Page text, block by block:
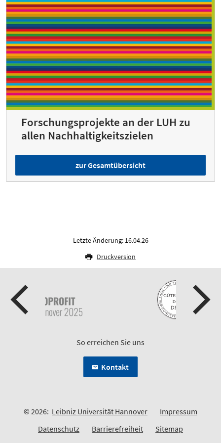
Forschungsprojekte an der LUH zu
allen Nachhaltig­keits­zielen
zur Gesamtübersicht
Letzte Änderung: 16.04.26
Druckversion
So erreichen Sie uns
Kontakt
© 2026: Leibniz Universität Hannover
Impressum
Datenschutz
Barrierefreiheit Sitemap